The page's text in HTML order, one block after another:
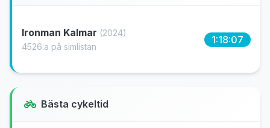
Ironman Kalmar (2024)
4526:a på simlistan
1:18:07
Bästa cykeltid